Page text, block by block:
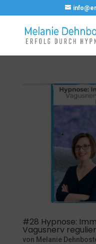
#28 Hypnose:
Vagusnerv
von Melanie